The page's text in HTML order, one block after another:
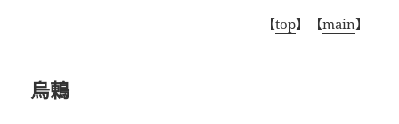
【top】【main】
烏鶇